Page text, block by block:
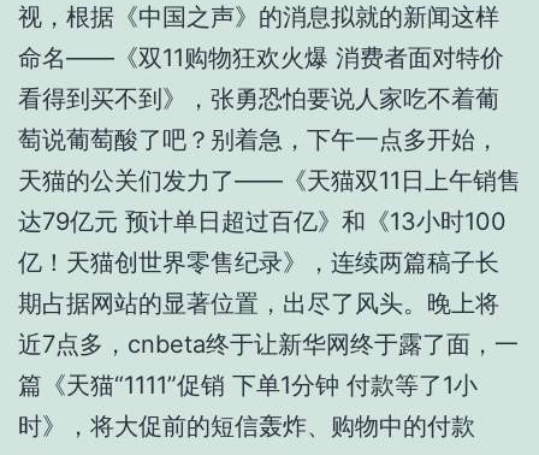
视，根据《中国之声》的消息拟就的新闻这样
命名——《双11购物狂欢火爆 消费者面对特价
看得到买不到》，张勇恐怕要说人家吃不着葡
萄说葡萄酸了吧？别着急，下午一点多开始，
天猫的公关们发力了——《天猫双11日上午销售
达79亿元 预计单日超过百亿》和《13小时100
亿！天猫创世界零售纪录》，连续两篇稿子长
期占据网站的显著位置，出尽了风头。晚上将
近7点多，cnbeta终于让新华网终于露了面，一
篇《天猫“1111”促销 下单1分钟 付款等了1小
时》，将大促前的短信轰炸、购物中的付款